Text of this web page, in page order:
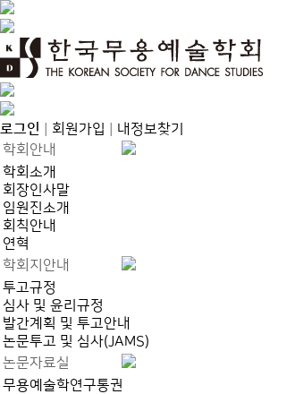
로그인 회원가입
내정보찾기
학회안내
학회소개
회장인사말
임원진소개
회칙안내
연혁
학회지안내
투고규정
심사 및 윤리규정
발간계획 및 투고안내
논문투고 및 심사(JAMS)
논문자료실
무용예술학연구통권